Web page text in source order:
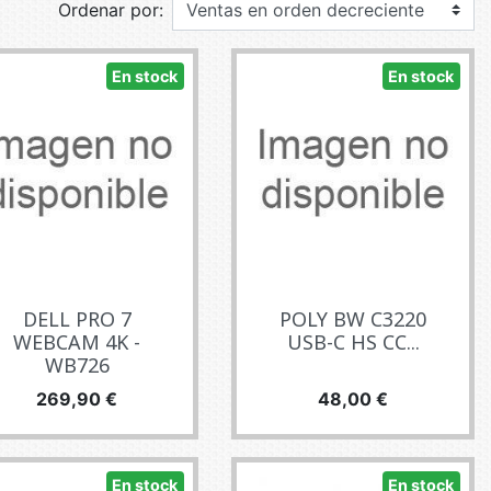
TV ET ACQUISITION VIDÉO
/ PROTECTION TÉLÉPHONE
TABLETTES / SMARTPHONES
TÉLÉPHONIE
CONNECTÉS
Ordenar por:
En stock
DELL PRO 7
WEBCAM 4K -
WB726
Precio
269,90 €
En stock
POLY BW C3220
USB-C HS CC...
Precio
48,00 €
En stock En stock